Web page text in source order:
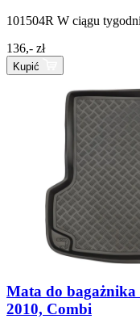
101504R W ciągu
136,- zł
Kupić
Mata do
2010, Combi